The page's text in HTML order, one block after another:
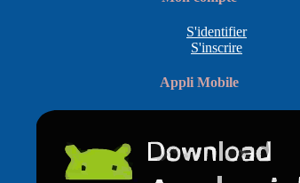
S'identifier
S'inscrire
Appli Mobile